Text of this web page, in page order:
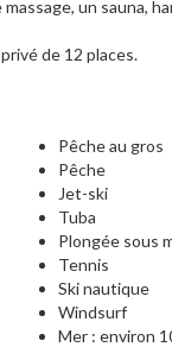
un sauna,
de 12 places.
Pêche au gros
Pêche
Jet-ski
Tuba
Plongée sous
Tennis
Ski nautique
Windsurf
Mer : environ